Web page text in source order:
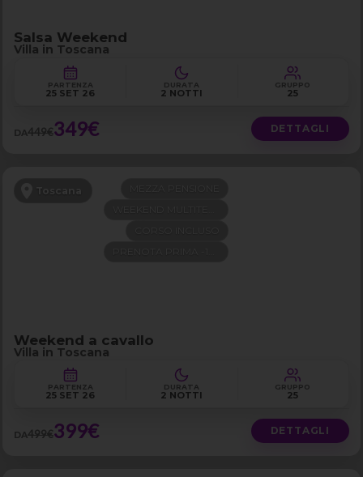
Salsa Weekend
Villa in Toscana
PARTENZA
25 SET 26
DURATA
2 NOTTI
GRUPPO
25
DA449€349€ DETTAGLI
Toscana
Weekend a cavallo
Villa in Toscana
PARTENZA
25 SET 26
DURATA
2 NOTTI
GRUPPO
25
DA499€399€ DETTAGLI